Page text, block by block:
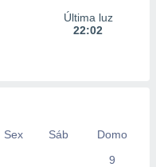
Última luz
22:02
Sex Sáb
Domo
9